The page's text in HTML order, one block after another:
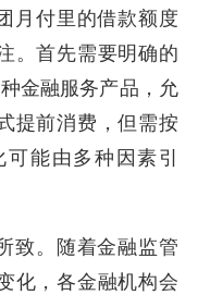
月付里的借款额度
。首先需要明确的
金融服务产品，允
提前消费，但需按
能由多种因素引
致。随着金融监管
化，各金融机构会